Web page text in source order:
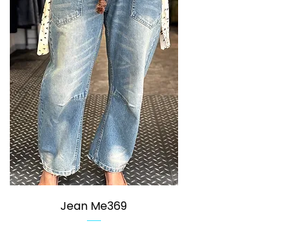
Быстрый просмотр
Jean Me369